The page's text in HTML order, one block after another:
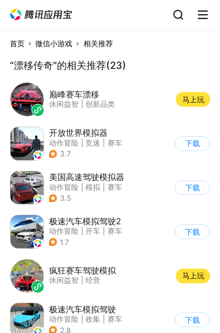
首页 微信小游戏 相关推荐
“漂移传奇”的相关推荐(23)
巅峰赛车漂移
休闲益智 创新品类
马上玩
开放世界模拟器
动作冒险 竞速
赛车
| 开放世界
3.7
下载
美国高速驾驶模拟器
动作冒险 模拟
赛车
| 写实
3.5
下载
极速汽车模拟驾驶2
动作冒险 开车
赛车
| 漂移
1.7
下载
疯狂赛车驾驶模拟
休闲益智 经营
马上玩
极速汽车模拟驾驶
动作冒险 收集
赛车
| 漂移
2.8
下载